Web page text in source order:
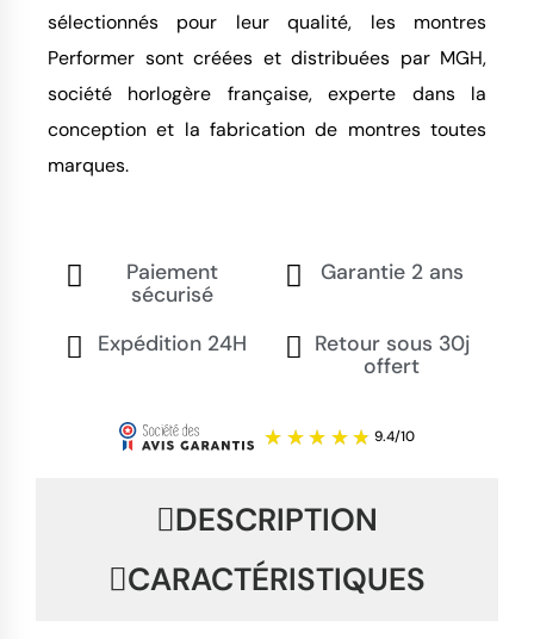
sélectionnés pour leur qualité, les montres
Performer sont créées et distribuées par MGH,
société horlogère française, experte dans la
conception et la fabrication de montres toutes
marques.
Paiement
sécurisé
Garantie 2 ans
Expédition 24H
Retour sous 30j
offert
DESCRIPTION
CARACTÉRISTIQUES